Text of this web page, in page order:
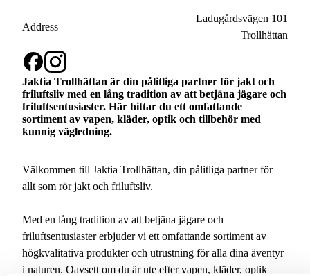
Stängt
2026-04-06
2026-04-30 10:00 - 16:00
2026-05-01
2026-05-14
2026-06-06 Stängt
2026-06-20 Stängt
2026-06-27 Stängt
Address
Ladugårdsvägen 101
Trollhättan
Jaktia Trollhättan är din pålitliga partner för jakt och
friluftsliv med en lång tradition av att betjäna jägare och
friluftsentusiaster. Här hittar du ett omfattande
sortiment av vapen, kläder, optik och tillbehör med
kunnig vägledning.
Välkommen till Jaktia Trollhättan, din pålitliga partner för
allt som rör jakt och friluftsliv.
Med en lång tradition av att betjäna jägare och
friluftsentusiaster erbjuder vi ett omfattande sortiment av
högkvalitativa produkter och utrustning för alla dina äventyr
i naturen. Oavsett om du är ute efter vapen, kläder, optik